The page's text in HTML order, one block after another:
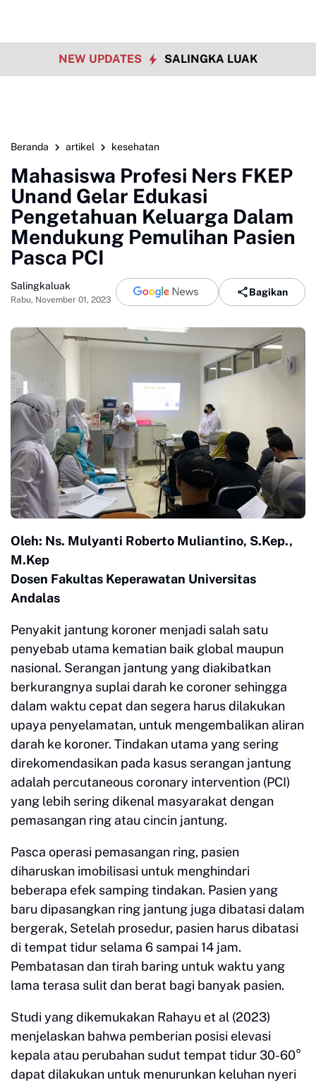
NEW UPDATES SALINGKA LUAK
Beranda artikel kesehatan
Mahasiswa Profesi Ners FKEP
Unand Gelar Edukasi
Pengetahuan Keluarga Dalam
Mendukung Pemulihan Pasien
Pasca PCI
Salingkaluak
Rabu, November 01, 2023
Bagikan
Oleh: Ns. Mulyanti Roberto Muliantino, S.Kep.,
M.Kep
Dosen Fakultas Keperawatan Universitas
Andalas
Penyakit jantung koroner menjadi salah satu
penyebab utama kematian baik global maupun
nasional. Serangan jantung yang diakibatkan
berkurangnya suplai darah ke coroner sehingga
dalam waktu cepat dan segera harus dilakukan
upaya penyelamatan, untuk mengembalikan aliran
darah ke koroner. Tindakan utama yang sering
direkomendasikan pada kasus serangan jantung
adalah percutaneous coronary intervention (PCI)
yang lebih sering dikenal masyarakat dengan
pemasangan ring atau cincin jantung.
Pasca operasi pemasangan ring, pasien
diharuskan imobilisasi untuk menghindari
beberapa efek samping tindakan. Pasien yang
baru dipasangkan ring jantung juga dibatasi dalam
bergerak, Setelah prosedur, pasien harus dibatasi
di tempat tidur selama 6 sampai 14 jam.
Pembatasan dan tirah baring untuk waktu yang
lama terasa sulit dan berat bagi banyak pasien.
Studi yang dikemukakan Rahayu et al (2023)
menjelaskan bahwa pemberian posisi elevasi
kepala atau perubahan sudut tempat tidur 30-60°
dapat dilakukan untuk menurunkan keluhan nyeri